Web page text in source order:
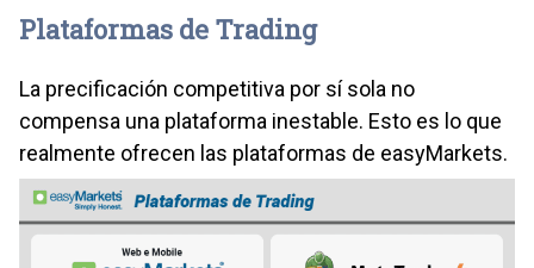
Plataformas de Trading
La precificación competitiva por sí sola no
compensa una plataforma inestable. Esto es lo que
realmente ofrecen las plataformas de easyMarkets.